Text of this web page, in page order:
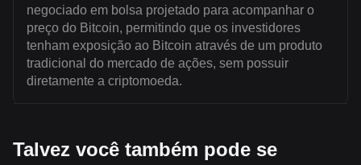
negociado em bolsa projetado para acompanhar o
preço do Bitcoin, permitindo que os investidores
tenham exposição ao Bitcoin através de um produto
tradicional do mercado de ações, sem possuir
diretamente a criptomoeda.
Talvez você também pode se